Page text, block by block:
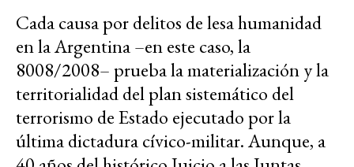
Cada causa por delitos de lesa humanidad
en la Argentina –en este caso, la
8008/2008– prueba la materialización y la
territorialidad del plan sistemático del
terrorismo de Estado ejecutado por la
última dictadura cívico-militar. Aunque, a